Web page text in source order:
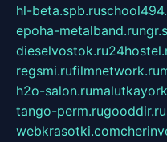
hl-beta.spb.ru
epoha-metalband.ru
dieselvostok.ru
regsmi.rufilmnetwork.ru
h2o-salon.ru
tango-perm.rugooddir.ru
webkrasotki.com